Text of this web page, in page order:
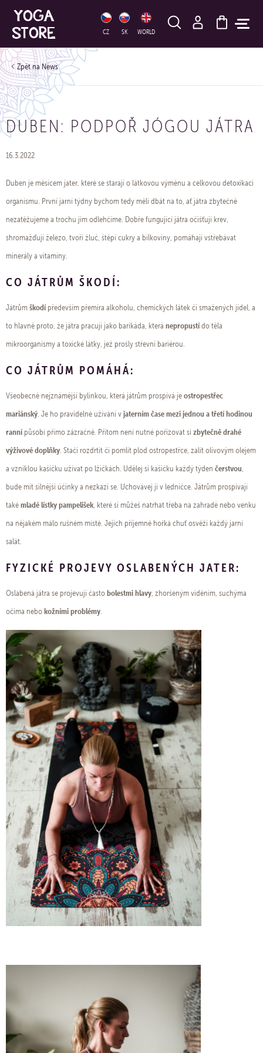
CZ SK WORLD
HLEDAT
News
DUBEN: PODPOŘ JÓGOU JÁTRA
16.3.2022
Duben je měsícem jater, které se starají o látkovou výměnu a celkovou detoxikaci
organismu. První jarní týdny bychom tedy měli dbát na to, ať játra zbytečně
nezatěžujeme a trochu jim odlehčíme. Dobře fungující játra očišťují krev,
shromažďují železo, tvoří žluč, štěpí cukry a bílkoviny, pomáhají vstřebávat
minerály a vitamíny.
CO JÁTRŮM ŠKODÍ:
Játrůmškodí především přemíra alkoholu, chemických látek či smažených jídel, a
to hlavně proto, že játra pracují jako barikáda, která nepropustído těla
mikroorganismy a toxické látky, jež prošly střevní bariérou.
CO JÁTRŮM POMÁHÁ:
Všeobecně nejznámější bylinkou, která játrům prospívá jeostropestřec
mariánský. Je ho pravidelné užívání vjaterním čase mezi jednou a třetí hodinou
ranní působí přímo zázračně. Přitom není nutné pořizovat si zbytečně drahé
výživové doplňky. Stačí rozdrtit či pomlít plod ostropestřce, zalít olivovým olejem
a vzniklou kašičku užívat po lžičkách. Udělej si kašičku každý týden čerstvou,
bude mít silnější účinky a nezkazí se. Uchovávej ji v ledničce. Játrům prospívají
takémladé lístky pampelišek, které si můžeš natrhat třeba na zahradě nebo venku
na nějakém málo rušném místě. Jejich příjemně hořká chuť osvěží každý jarní
salát.
FYZICKÉ PROJEVY OSLABENÝCH JATER:
Oslabená játra se projevují častobolestmi hlavy, zhoršeným viděním, suchýma
očima nebokožními problémy.